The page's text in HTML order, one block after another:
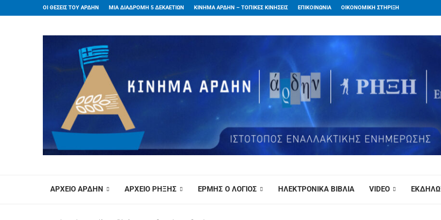
ΟΙ ΘΕΣΕΙΣ ΤΟΥ ΑΡΔΗΝ ΜΙΑ ΔΙΑΔΡΟΜΗ 5 ΔΕΚΑΕΤΙΩΝ ΚΙΝΗΜΑ ΑΡΔΗΝ – ΤΟΠΙΚΕΣ ΚΙΝΗΣΕΙΣ ΕΠΙΚΟΙΝΩΝΙΑ ΟΙΚΟΝΟΜΙΚΗ ΣΤΗΡΙΞΗ
ΑΡΧΕΙΟ ΑΡΔΗΝ ΑΡΧΕΙΟ ΡΗΞΗΣ ΕΡΜΗΣ Ο ΛΟΓΙΟΣ ΗΛΕΚΤΡΟΝΙΚΑ ΒΙΒΛΙΑ VIDEO